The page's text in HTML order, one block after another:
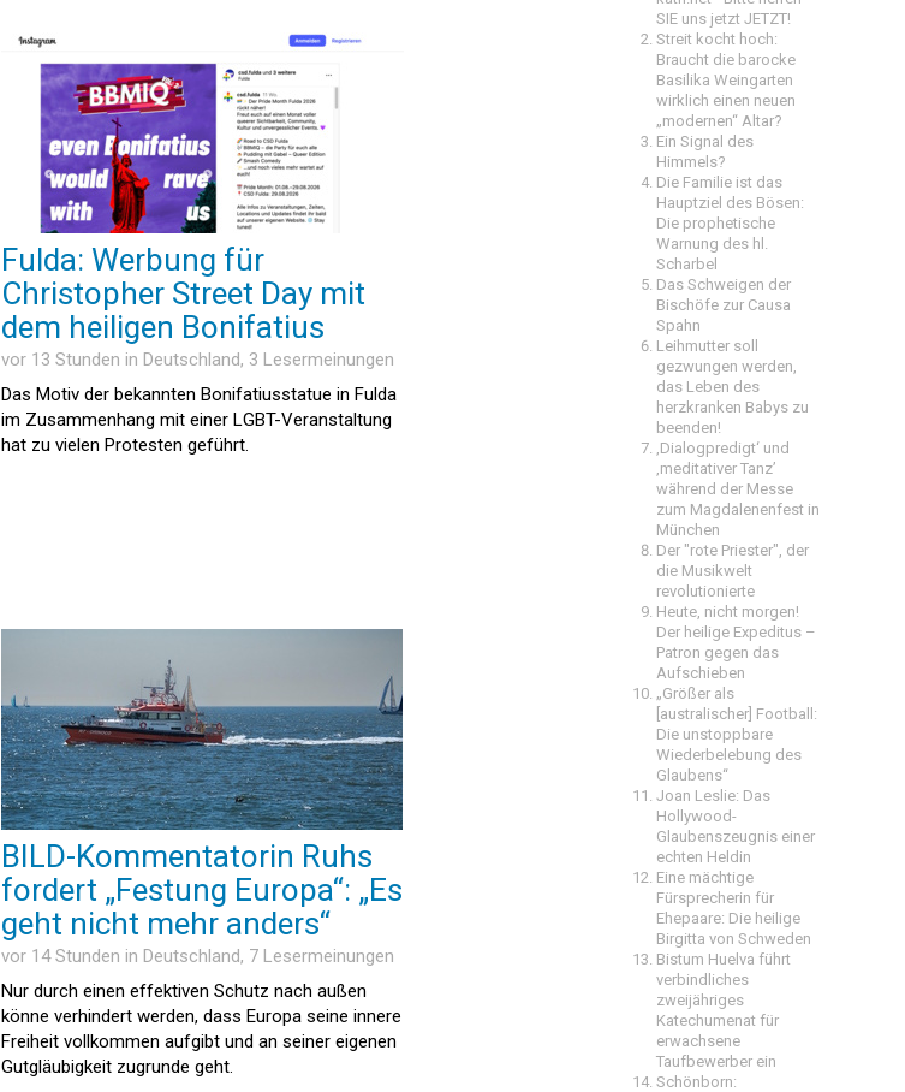
SIE uns jetzt JETZT!
Streit kocht hoch:
Braucht die barocke
Basilika Weingarten
wirklich einen neuen
„modernen“ Altar?
Ein Signal des
Himmels?
Die Familie ist das
Hauptziel des Bösen:
Die prophetische
Warnung des hl.
Scharbel
Das Schweigen der
Bischöfe zur Causa
Spahn
Leihmutter soll
gezwungen werden,
das Leben des
herzkranken Babys zu
beenden!
‚Dialogpredigt‘ und
‚meditativer Tanz’
während der Messe
zum Magdalenenfest in
München
Der "rote Priester", der
die Musikwelt
revolutionierte
Heute, nicht morgen!
Der heilige Expeditus –
Patron gegen das
Aufschieben
„Größer als
[australischer] Football:
Die unstoppbare
Wiederbelebung des
Glaubens“
Joan Leslie: Das
Hollywood-
Glaubenszeugnis einer
echten Heldin
Eine mächtige
Fürsprecherin für
Ehepaare: Die heilige
Birgitta von Schweden
Bistum Huelva führt
verbindliches
zweijähriges
Katechumenat für
erwachsene
Taufbewerber ein
Schönborn:
Fulda: Werbung für
Christopher Street Day mit
dem heiligen Bonifatius
vor 13 Stunden in Deutschland, 3 Lesermeinungen
Das Motiv der bekannten Bonifatiusstatue in Fulda
im Zusammenhang mit einer LGBT-Veranstaltung
hat zu vielen Protesten geführt.
BILD-Kommentatorin Ruhs
fordert „Festung Europa“: „Es
geht nicht mehr anders“
vor 14 Stunden in Deutschland, 7 Lesermeinungen
Nur durch einen effektiven Schutz nach außen
könne verhindert werden, dass Europa seine innere
Freiheit vollkommen aufgibt und an seiner eigenen
Gutgläubigkeit zugrunde geht.